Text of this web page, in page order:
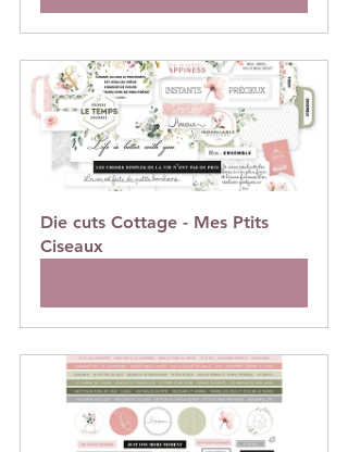
Die cuts Cottage - Mes Ptits
Ciseaux